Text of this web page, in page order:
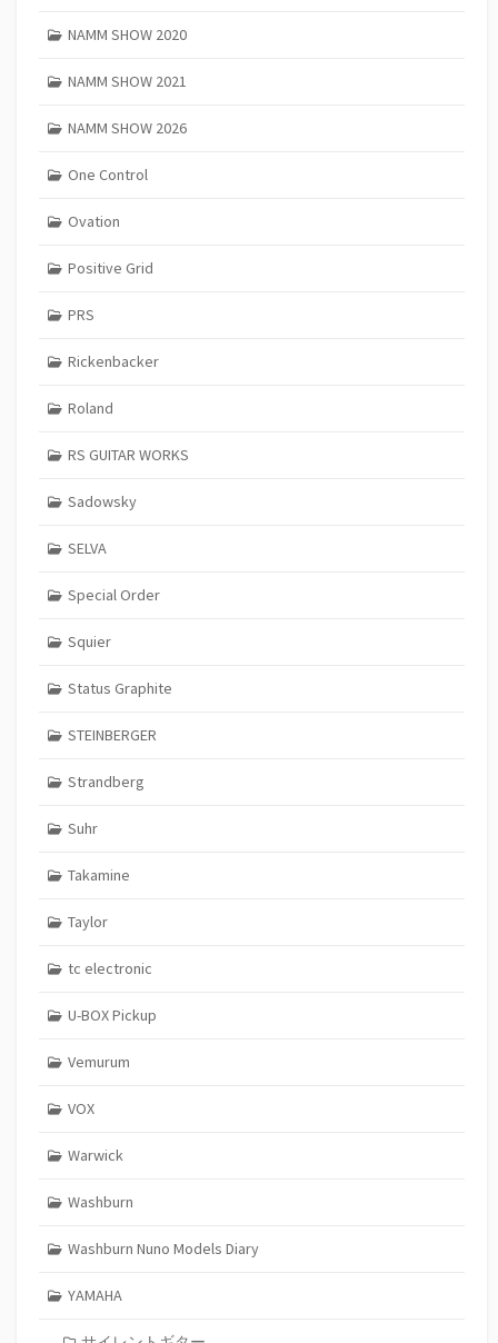
NAMM SHOW 2020
NAMM SHOW 2021
NAMM SHOW 2026
One Control
Ovation
Positive Grid
PRS
Rickenbacker
Roland
RS GUITAR WORKS
Sadowsky
SELVA
Special Order
Squier
Status Graphite
STEINBERGER
Strandberg
Suhr
Takamine
Taylor
tc electronic
U-BOX Pickup
Vemurum
VOX
Warwick
Washburn
Washburn Nuno Models Diary
YAMAHA